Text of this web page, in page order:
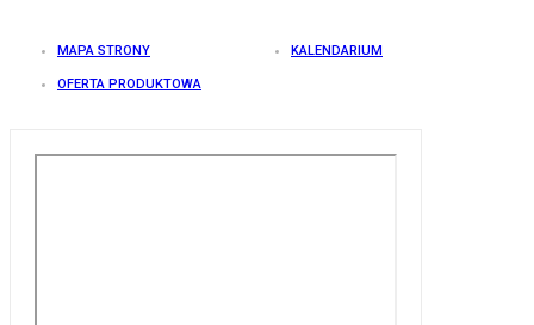
MAPA STRONY KALENDARIUM
OFERTA PRODUKTOWA